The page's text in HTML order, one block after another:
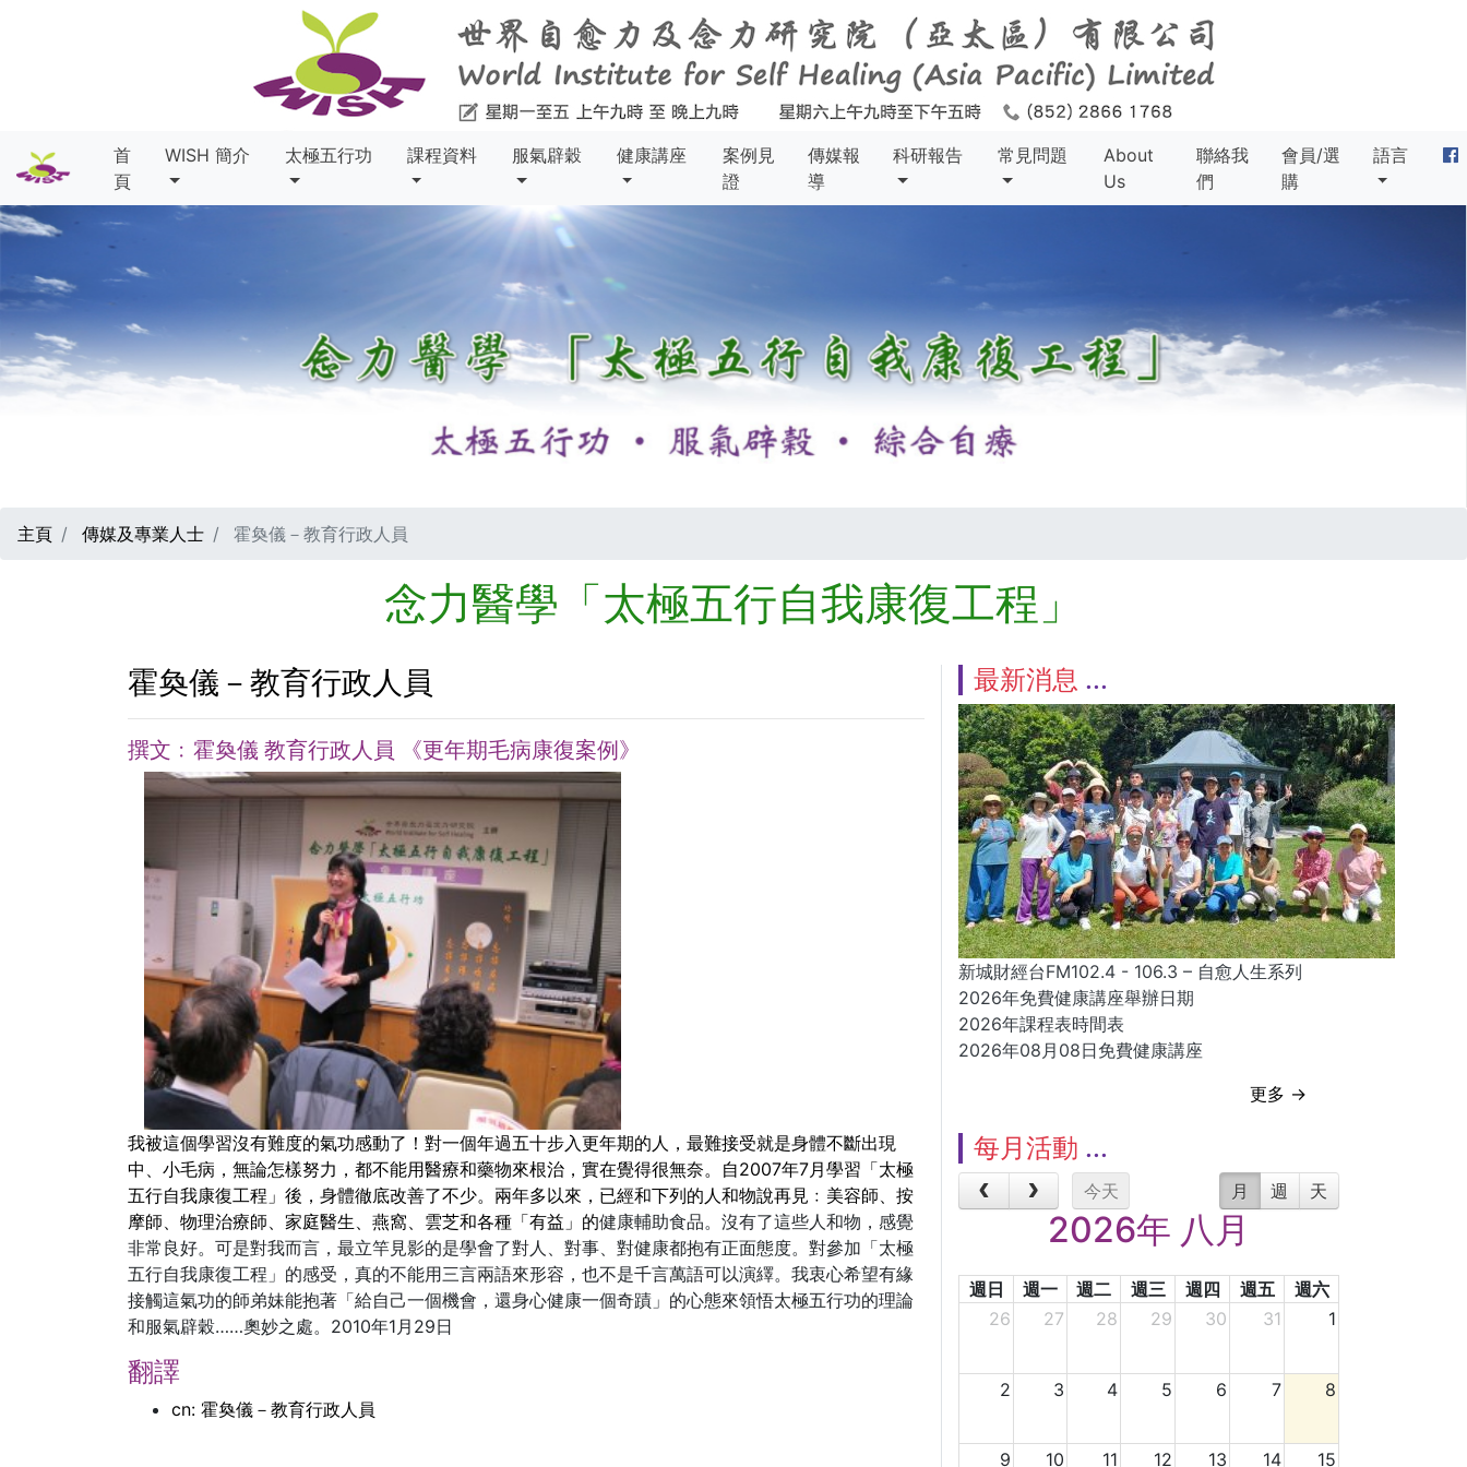
首
頁
WISH 簡介 太極五行功 課程資料 服氣辟穀 健康講座
案例見
證
傳媒報
導
科研報告 常見問題
About
Us
聯絡我
們
會員/選
購
語言
主頁 傳媒及專業人士 霍奐儀－教育行政人員
念力醫學「太極五行自我康復工程」
霍奐儀－教育行政人員
撰文﹕霍奐儀 教育行政人員 《更年期毛病康復案例》
我被這個學習沒有難度的氣功感動了！對一個年過五十步入更年期的人，最難接受就是身體不斷出現
中、小毛病，無論怎樣努力，都不能用醫療和藥物來根治，實在覺得很無奈。自2007年7月學習「太極
五行自我康復工程」後，身體徹底改善了不少。兩年多以來，已經和下列的人和物說再見﹕美容師、按
摩師、物理治療師、家庭醫生、燕窩、雲芝和各種「有益」的健康輔助食品。沒有了這些人和物，感覺
非常良好。可是對我而言，最立竿見影的是學會了對人、對事、對健康都抱有正面態度。對參加「太極
五行自我康復工程」的感受，真的不能用三言兩語來形容，也不是千言萬語可以演繹。我衷心希望有緣
接觸這氣功的師弟妹能抱著「給自己一個機會，還身心健康一個奇蹟」的心態來領悟太極五行功的理論
和服氣辟穀……奧妙之處。2010年1月29日
翻譯
cn: 霍奐儀－教育行政人員
最新消息
新城財經台FM102.4 - 106.3 – 自愈人生系列
2026年免費健康講座舉辦日期
2026年課程表時間表
2026年08月08日免費健康講座
更多 →
每月活動
今天 月 週 天
2026年 八月
週日 週一 週二 週三 週四 週五
週六
26
27 28 29 30 31 1
2 3 4 5 6 7 8
9 10 11 12 13 14 15